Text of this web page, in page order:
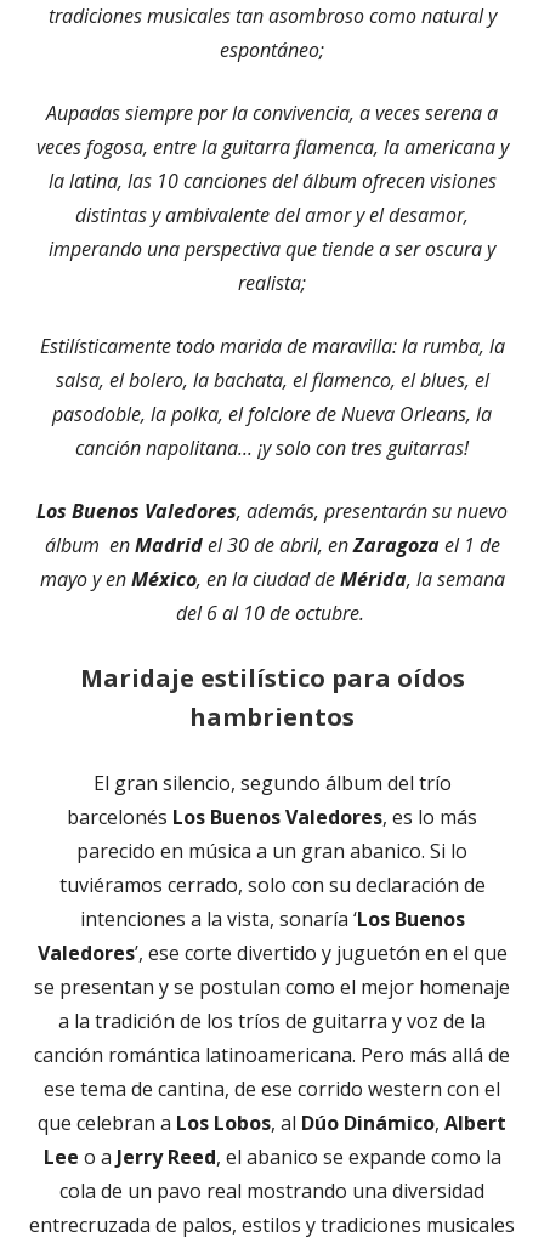
tradiciones musicales tan asombroso como natural y
espontáneo;
Aupadas siempre por la convivencia, a veces serena a
veces fogosa, entre la guitarra flamenca, la americana y
la latina, las 10 canciones del álbum ofrecen visiones
distintas y ambivalente del amor y el desamor,
imperando una perspectiva que tiende a ser oscura y
realista;
Estilísticamente todo marida de maravilla: la rumba, la
salsa, el bolero, la bachata, el flamenco, el blues, el
pasodoble, la polka, el folclore de Nueva Orleans, la
canción napolitana... ¡y solo con tres guitarras!
Los Buenos Valedores, además, presentarán su nuevo
álbum enMadridel 30 de abril, enZaragozael 1 de
mayo y enMéxico, en la ciudad deMérida, la semana
del 6 al 10 de octubre.
Maridaje estilístico para oídos
hambrientos
El gran silencio, segundo álbum del trío
barcelonés Los Buenos Valedores, es lo más
parecido en música a un gran abanico. Si lo
tuviéramos cerrado, solo con su declaración de
intenciones a la vista, sonaría ‘Los Buenos
Valedores’, ese corte divertido y juguetón en el que
se presentan y se postulan como el mejor homenaje
a la tradición de los tríos de guitarra y voz de la
canción romántica latinoamericana. Pero más allá de
ese tema de cantina, de ese corrido western con el
que celebran a Los Lobos, al Dúo Dinámico, Albert
Lee o a Jerry Reed, el abanico se expande como la
cola de un pavo real mostrando una diversidad
entrecruzada de palos, estilos y tradiciones musicales